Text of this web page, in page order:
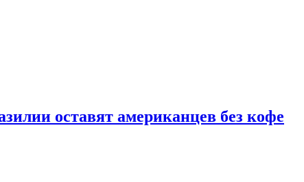
оставят американцев без кофе